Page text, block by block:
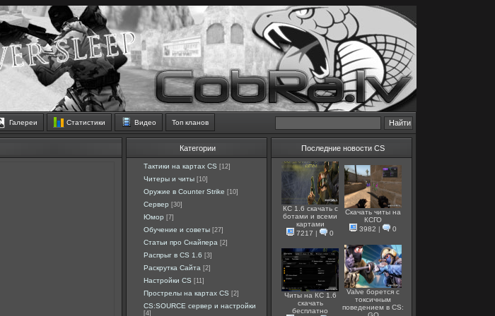
Галереи Статистики Видео Топ кланов
Категории
Тактики на картах CS [12]
Читеры и читы [10]
Оружие в Counter Strike [10]
Сервер [30]
Юмор [7]
Обучение и советы [27]
Статьи про Снайпера [2]
Распрыг в CS 1.6 [3]
Раскрутка Сайта [2]
Настройки CS [11]
Прострелы на картах CS [2]
CS:SOURCE сервер и настройки
[4]
Последние новости CS
КС 1.6 скачать с
ботами и всеми
картами
7217 | 0
Скачать читы на
КСГО
3982 | 0
Читы на КС 1.6
скачать
бесплатно
Valve борется с
токсичным
поведением в CS: